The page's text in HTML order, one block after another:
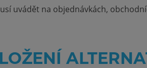
uvádět na objednávkách,